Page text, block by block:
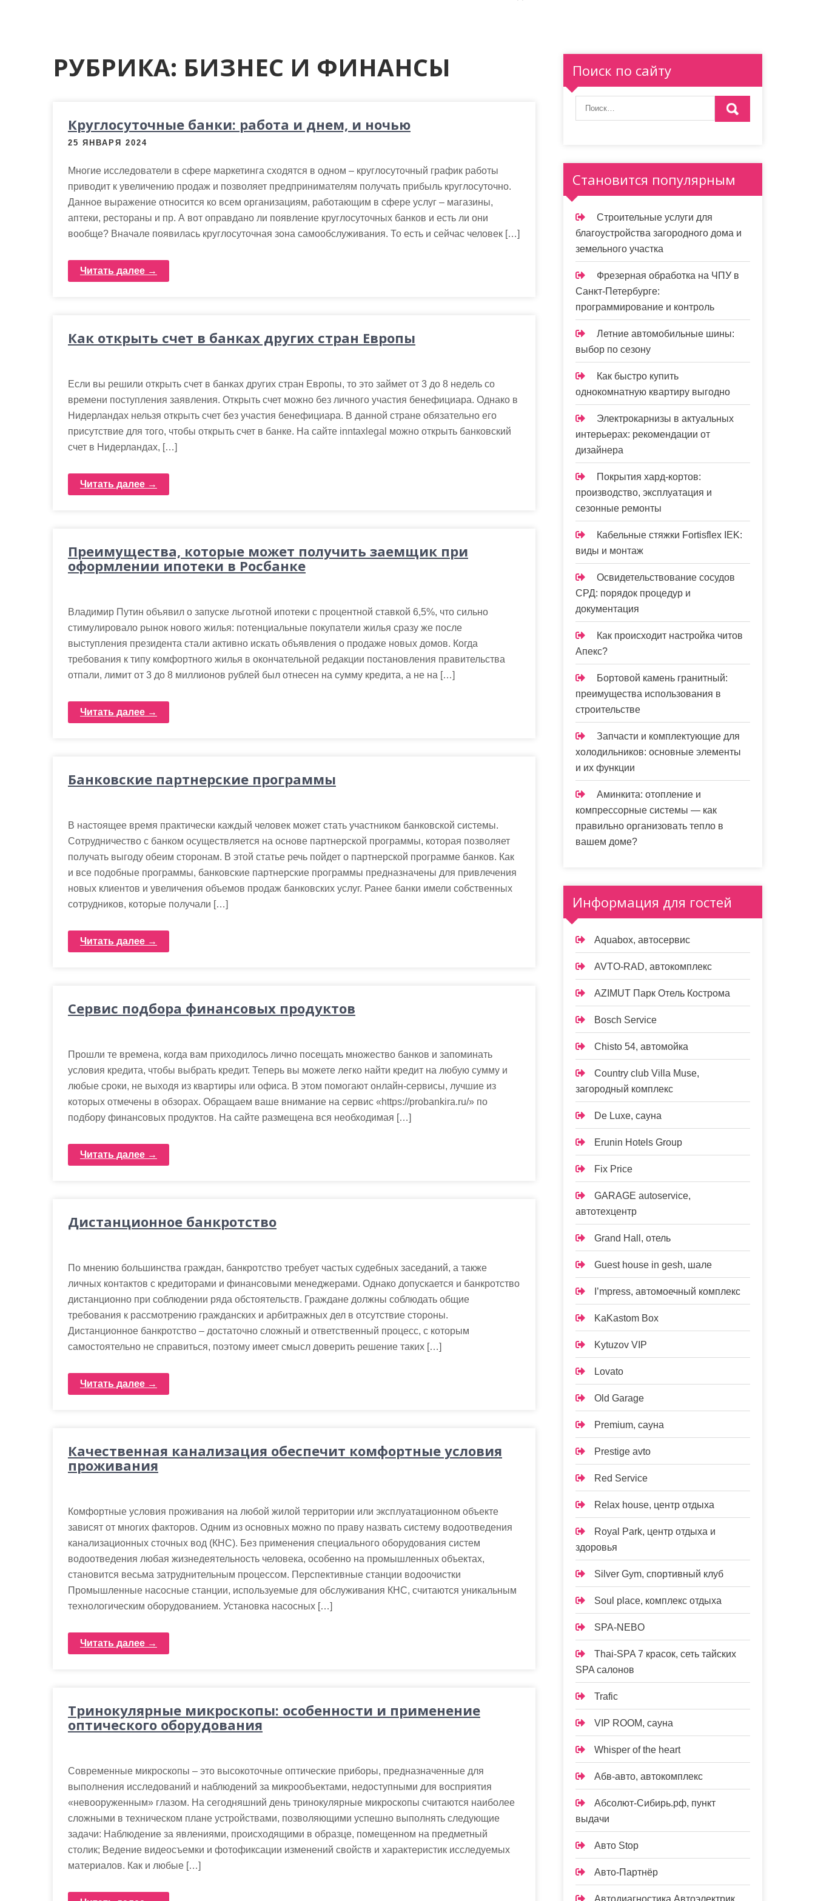
РУБРИКА: БИЗНЕС И ФИНАНСЫ
Круглосуточные банки: работа и днем, и ночью
25 ЯНВАРЯ 2024
Многие исследователи в сфере маркетинга сходятся в одном – круглосуточный график работы
приводит к увеличению продаж и позволяет предпринимателям получать прибыль круглосуточно.
Данное выражение относится ко всем организациям, работающим в сфере услуг – магазины,
аптеки, рестораны и пр. А вот оправдано ли появление круглосуточных банков и есть ли они
вообще? Вначале появилась круглосуточная зона самообслуживания. То есть и сейчас человек […]
Читать далее →
Как открыть счет в банках других стран Европы
Если вы решили открыть счет в банках других стран Европы, то это займет от 3 до 8 недель со
времени поступления заявления. Открыть счет можно без личного участия бенефициара. Однако в
Нидерландах нельзя открыть счет без участия бенефициара. В данной стране обязательно его
присутствие для того, чтобы открыть счет в банке. На сайте inntaxlegal можно открыть банковский
счет в Нидерландах, […]
Читать далее →
Преимущества, которые может получить заемщик при
оформлении ипотеки в Росбанке
Владимир Путин объявил о запуске льготной ипотеки с процентной ставкой 6,5%, что сильно
стимулировало рынок нового жилья: потенциальные покупатели жилья сразу же после
выступления президента стали активно искать объявления о продаже новых домов. Когда
требования к типу комфортного жилья в окончательной редакции постановления правительства
отпали, лимит от 3 до 8 миллионов рублей был отнесен на сумму кредита, а не на […]
Читать далее →
Банковские партнерские программы
В настоящее время практически каждый человек может стать участником банковской системы.
Сотрудничество с банком осуществляется на основе партнерской программы, которая позволяет
получать выгоду обеим сторонам. В этой статье речь пойдет о партнерской программе банков. Как
и все подобные программы, банковские партнерские программы предназначены для привлечения
новых клиентов и увеличения объемов продаж банковских услуг. Ранее банки имели собственных
сотрудников, которые получали […]
Читать далее →
Сервис подбора финансовых продуктов
Прошли те времена, когда вам приходилось лично посещать множество банков и запоминать
условия кредита, чтобы выбрать кредит. Теперь вы можете легко найти кредит на любую сумму и
любые сроки, не выходя из квартиры или офиса. В этом помогают онлайн-сервисы, лучшие из
которых отмечены в обзорах. Обращаем ваше внимание на сервис «https://probankira.ru/» по
подбору финансовых продуктов. На сайте размещена вся необходимая […]
Читать далее →
Дистанционное банкротство
По мнению большинства граждан, банкротство требует частых судебных заседаний, а также
личных контактов с кредиторами и финансовыми менеджерами. Однако допускается и банкротство
дистанционно при соблюдении ряда обстоятельств. Граждане должны соблюдать общие
требования к рассмотрению гражданских и арбитражных дел в отсутствие стороны.
Дистанционное банкротство – достаточно сложный и ответственный процесс, с которым
самостоятельно не справиться, поэтому имеет смысл доверить решение таких […]
Читать далее →
Качественная канализация обеспечит комфортные условия
проживания
Комфортные условия проживания на любой жилой территории или эксплуатационном объекте
зависят от многих факторов. Одним из основных можно по праву назвать систему водоотведения
канализационных сточных вод (КНС). Без применения специального оборудования систем
водоотведения любая жизнедеятельность человека, особенно на промышленных объектах,
становится весьма затруднительным процессом. Перспективные станции водоочистки
Промышленные насосные станции, используемые для обслуживания КНС, считаются уникальным
технологическим оборудованием. Установка насосных […]
Читать далее →
Тринокулярные микроскопы: особенности и применение
оптического оборудования
Современные микроскопы – это высокоточные оптические приборы, предназначенные для
выполнения исследований и наблюдений за микрообъектами, недоступными для восприятия
«невооруженным» глазом. На сегодняшний день тринокулярные микроскопы считаются наиболее
сложными в техническом плане устройствами, позволяющими успешно выполнять следующие
задачи: Наблюдение за явлениями, происходящими в образце, помещенном на предметный
столик; Ведение видеосъемки и фотофиксации изменений свойств и характеристик исследуемых
материалов. Как и любые […]
Поиск по сайту
Становится популярным
Строительные услуги для
благоустройства загородного дома и
земельного участка
Фрезерная обработка на ЧПУ в
Санкт-Петербурге:
программирование и контроль
Летние автомобильные шины:
выбор по сезону
Как быстро купить
однокомнатную квартиру выгодно
Электрокарнизы в актуальных
интерьерах: рекомендации от
дизайнера
Покрытия хард-кортов:
производство, эксплуатация и
сезонные ремонты
Кабельные стяжки Fortisflex IEK:
виды и монтаж
Освидетельствование сосудов
СРД: порядок процедур и
документация
Как происходит настройка читов
Апекс?
Бортовой камень гранитный:
преимущества использования в
строительстве
Запчасти и комплектующие для
холодильников: основные элементы
и их функции
Аминкита: отопление и
компрессорные системы — как
правильно организовать тепло в
вашем доме?
Информация для гостей
Aquabox, автосервис
AVTO-RAD, автокомплекс
AZIMUT Парк Отель Кострома
Bosch Service
Chisto 54, автомойка
Country club Villa Muse,
загородный комплекс
De Luxe, сауна
Erunin Hotels Group
Fix Price
GARAGE autoservice,
автотехцентр
Grand Hall, отель
Guest house in gesh, шале
I’mpress, автомоечный комплекс
KaKastom Box
Kytuzov VIP
Lovato
Old Garage
Premium, сауна
Prestige avto
Red Service
Relax house, центр отдыха
Royal Park, центр отдыха и
здоровья
Silver Gym, спортивный клуб
Soul place, комплекс отдыха
SPA-NEBO
Thai-SPA 7 красок, сеть тайских
SPA салонов
Trafic
VIP ROOM, сауна
Whisper of the heart
Абв-авто, автокомплекс
Абсолют-Сибирь.рф, пункт
выдачи
Авто Stop
Авто-Партнёр
Автодиагностика Автоэлектрик